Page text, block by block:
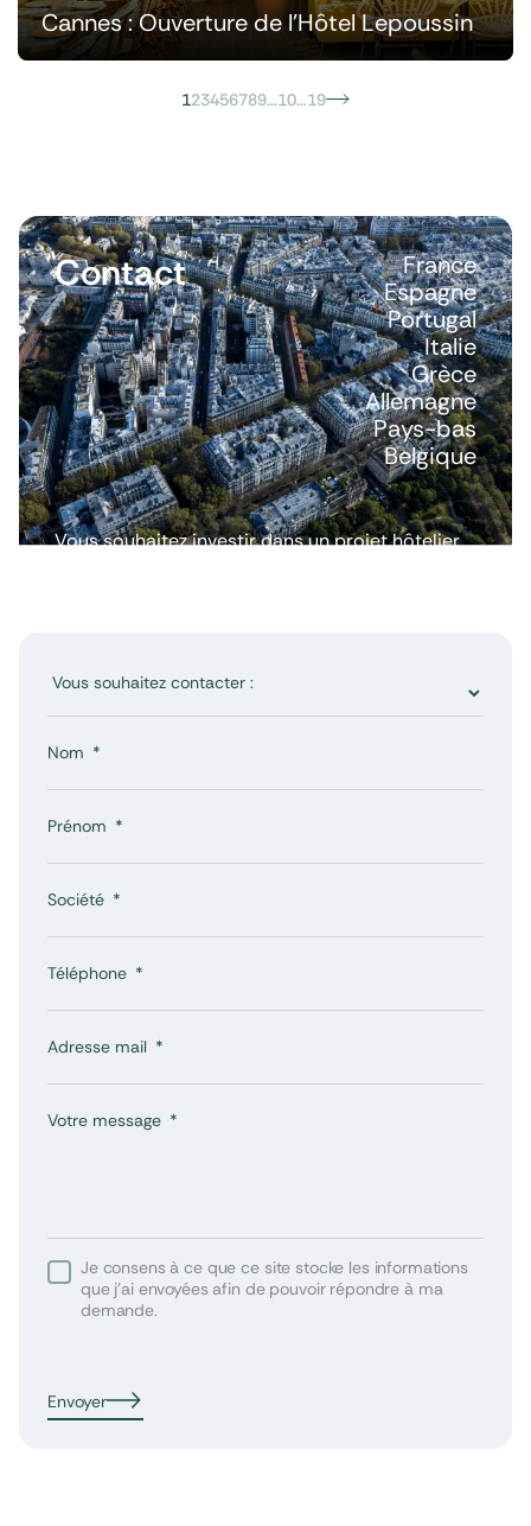
Cannes : Ouverture de l’Hôtel Lepoussin
123456789…10…19
Contact
France
Espagne
Portugal
Italie
Grèce
Allemagne
Pays-bas
Belgique
Vous souhaitez investir dans un projet hôtelier
Nom
Prénom
Société
Téléphone
Adresse mail
Votre message
Je consens à ce que ce site stocke les informations
que j’ai envoyées afin de pouvoir répondre à ma
demande.
Envoyer